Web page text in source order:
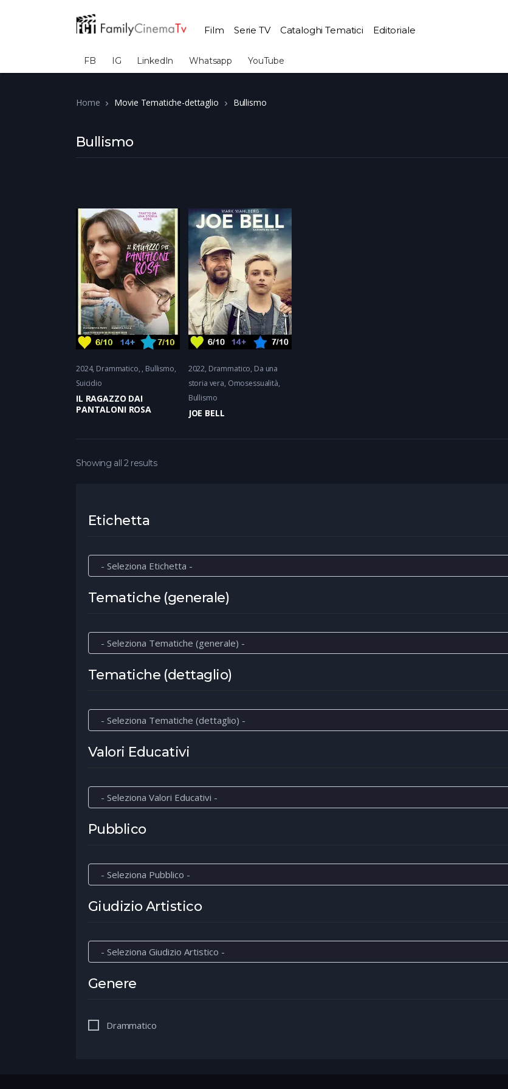
Film Serie TV Cataloghi Tematici Editoriale
FB IG LinkedIn Whatsapp YouTube
Home Movie Tematiche-dettaglio Bullismo
Bullismo
2024 Drammatico
Bullismo,
Suicidio
IL RAGAZZO DAI
PANTALONI ROSA
2022 Drammatico Da una
storia vera, Omosessualità
Bullismo
JOE BELL
Showing all 2 results
Etichetta
Tematiche (generale)
Tematiche (dettaglio)
Valori Educativi
Pubblico
Giudizio Artistico
Genere
Drammatico